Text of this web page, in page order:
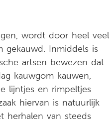
wordt door heel veel
gekauwd. Inmiddels is
artsen bewezen dat
kauwgom kauwen,
lijntjes en rimpeltjes
hiervan is natuurlijk
herhalen van steeds